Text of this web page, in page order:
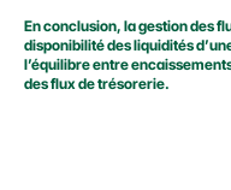
En conclusion, la gestion des
disponibilité des liquidités
l’équilibre entre
des flux de trésorerie.